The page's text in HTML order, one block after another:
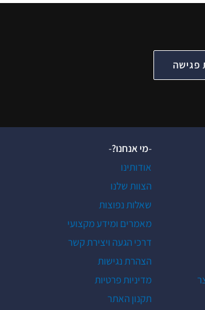
פגישה
-מי אנחנו?-
אודותינו
הצוות שלנו
שאלות נפוצות
מאמרים ומידע מקצועי
דרכי הגעה ויצירת קשר
הצהרת נגישות
מדיניות פרטיות
תקנון האתר